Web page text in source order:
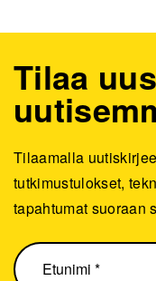
Tilaa
Tilaamalla
tutkimustulokset,
tapahtumat suoraan